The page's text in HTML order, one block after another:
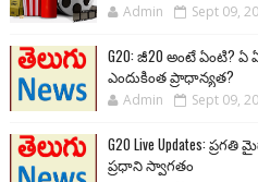
Admin Sept 09,
G20: జీ20 అంటే ఏంటి? ఏ
ఎందుకింత ప్రాధాన్యత?
Admin Sept 09,
G20 Live Updates:
ప్రధాని స్వాగతం